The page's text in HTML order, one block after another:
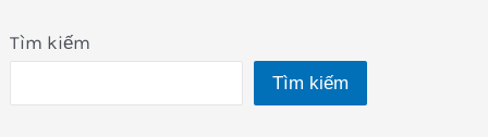
Tìm kiếm
Tìm kiếm